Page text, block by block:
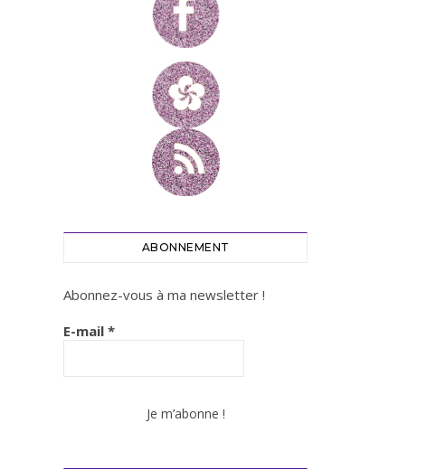
ABONNEMENT
Abonnez-vous à ma newsletter !
E-mail *